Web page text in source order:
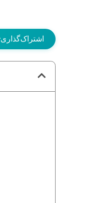
اشتراک‌گذاری